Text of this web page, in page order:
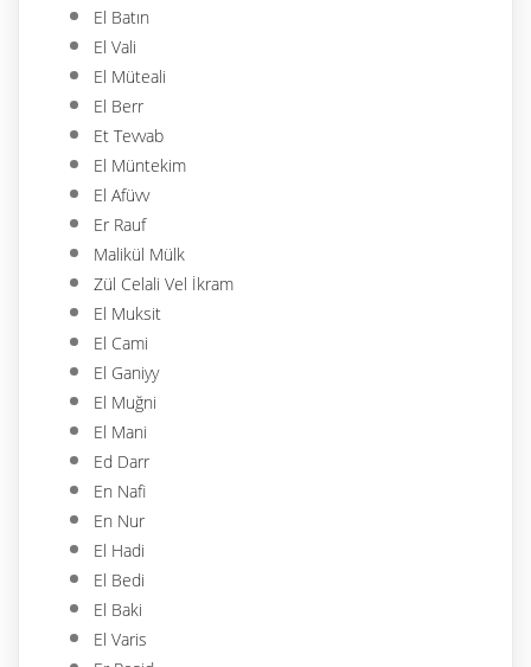
El Batın
El Vali
El Müteali
El Berr
Et Tevvab
El Müntekim
El Afüvv
Er Rauf
Malikül Mülk
Zül Celali Vel İkram
El Muksit
El Cami
El Ganiyy
El Muğni
El Mani
Ed Darr
En Nafi
En Nur
El Hadi
El Bedi
El Baki
El Varis